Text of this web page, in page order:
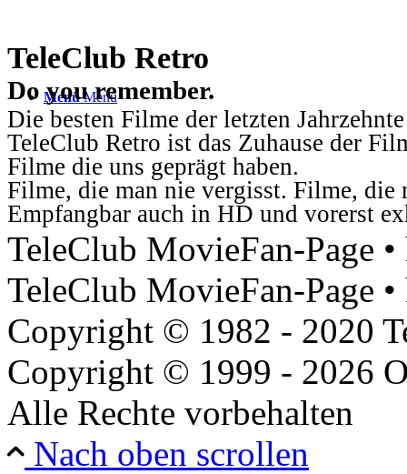
Menü Menü
TeleClub Retro
Do you remember.
Die besten Filme der letzten
TeleClub Retro ist das Zuhause der
Filme die uns geprägt haben.
Filme, die man nie vergisst. Filme, die
Empfangbar auch in HD und vorerst
TeleClub MovieFan-Page
TeleClub MovieFan-Page
Copyright © 1982 - 2020
Copyright © 1999 - 2026
Alle Rechte vorbehalten
Nach oben scrollen